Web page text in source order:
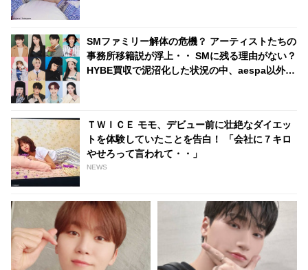
SMファミリー解体の危機？ アーティストたちの
事務所移籍説が浮上・・ SMに残る理由がない？
HYBE買収で泥沼化した状況の中、aespa以外の
ＴＷＩＣＥ モモ、デビュー前に壮絶なダイエッ
トを体験していたことを告白！ 「会社に７キロ
やせろって言われて・・」
NEWS